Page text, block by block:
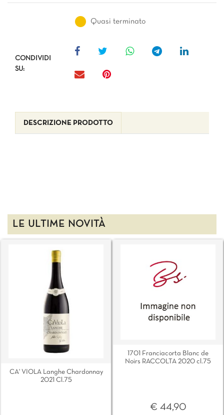
Quasi terminato
CONDIVIDI
SU:
DESCRIZIONE PRODOTTO
LE ULTIME NOVITÀ
CA' VIOLA Langhe Chardonnay
2021 Cl.75
1701 Franciacorta Blanc de
Noirs RACCOLTA 2020 cl.75
€ 44,90